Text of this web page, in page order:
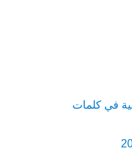
في كلمات